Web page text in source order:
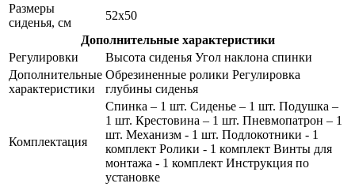
Размеры
сиденья, см
52x50
Дополнительные характеристики
Регулировки
Высота сиденья Угол наклона спинки
Дополнительные
характеристики
Обрезиненные ролики Регулировка
глубины сиденья
Комплектация
Спинка – 1 шт. Сиденье – 1 шт. Подушка –
1 шт. Крестовина – 1 шт. Пневмопатрон – 1
шт. Механизм - 1 шт. Подлокотники - 1
комплект Ролики - 1 комплект Винты для
монтажа - 1 комплект Инструкция по
установке